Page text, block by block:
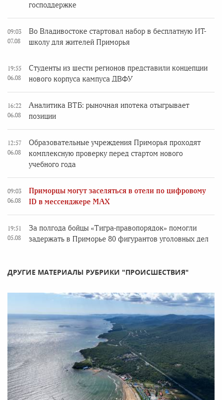
господдержке
09:03
07.08
Во Владивостоке стартовал набор в бесплатную ИТ-
школу для жителей Приморья
19:55
06.08
Студенты из шести регионов представили концепции
нового корпуса кампуса ДВФУ
16:22
06.08
Аналитика ВТБ: рыночная ипотека отыгрывает
позиции
12:57
06.08
Образовательные учреждения Приморья проходят
комплексную проверку перед стартом нового
учебного года
09:03
06.08
Приморцы могут заселяться в отели по цифровому
ID в мессенджере MAX
19:51
05.08
За полгода бойцы «Тигра-правопорядок» помогли
задержать в Приморье 80 фигурантов уголовных дел
ДРУГИЕ МАТЕРИАЛЫ РУБРИКИ "ПРОИСШЕСТВИЯ"